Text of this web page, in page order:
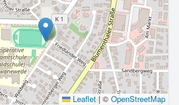
Leaflet |© OpenStreetMap